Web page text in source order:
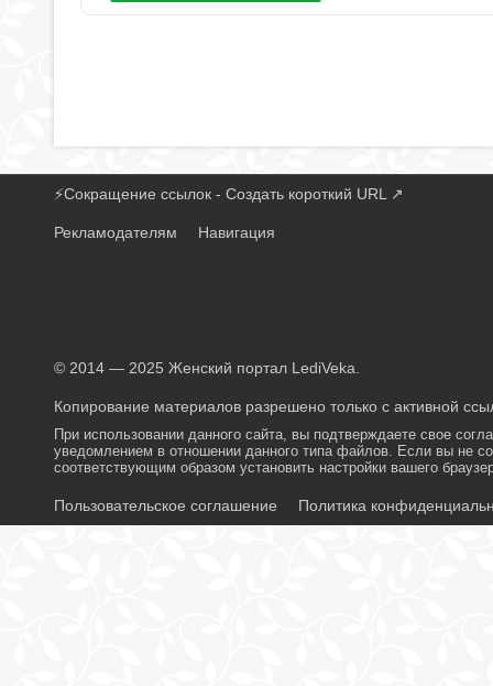
⚡Сокращение ссылок - Создать короткий URL ↗
Рекламодателям Навигация
© 2014 — 2025 Женский портал LediVeka.
Копирование материалов разрешено только с активной
При использовании данного сайта, вы подтверждаете свое
уведомлением в отношении данного типа файлов. Если вы не
соответствующим образом установить настройки вашего
Пользовательское соглашение Политика